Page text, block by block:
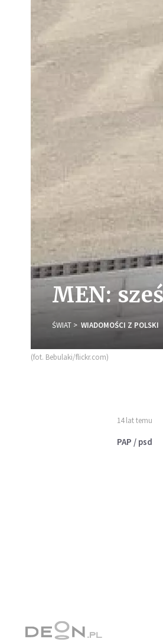
MEN:
ŚWIAT WIADOMOŚCI Z POLSKI
(fot. Bebulaki/flickr.com)
14 lat temu
PAP / psd